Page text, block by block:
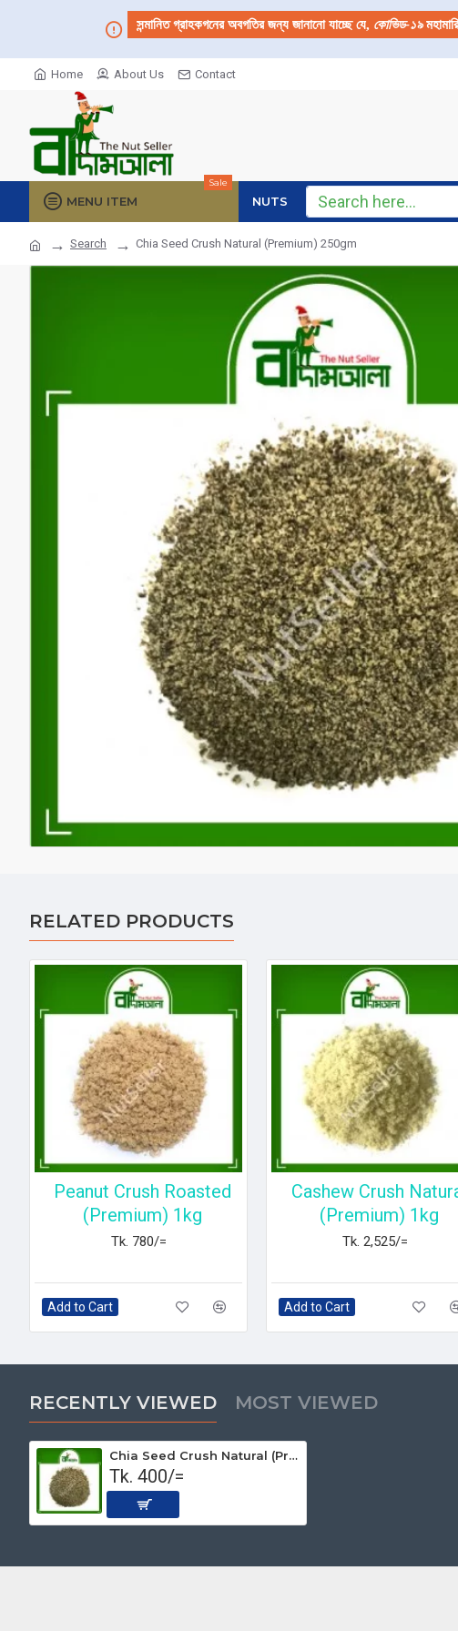
সন্মানিত গ্রাহকগনের অবগতির জন্য জানানো যাচ্ছে যে, কোভিড-১৯
Home About Us Contact
MENU ITEM
Sale
NUTS
Search Chia Seed Crush Natural (Premium) 250gm
RELATED PRODUCTS
Peanut Crush Roasted
(Premium) 1kg
Tk. 780/=
Add to Cart
Cashew Crush
(Premium) 1kg
Tk. 2,525/=
Add to Cart
RECENTLY VIEWED MOST VIEWED
Chia Seed Crush Natural (Premium) 250gm
Tk. 400/=